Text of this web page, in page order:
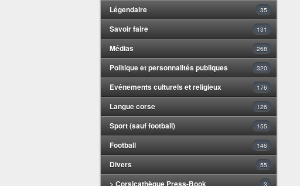
Légendaire 35
Savoir faire 131
Médias 268
Politique et personnalités publiques 320
Evénements culturels et religieux 176
Langue corse 126
Sport (sauf football) 155
Football 146
Divers 55
> Corsicathèque Press-Book 3